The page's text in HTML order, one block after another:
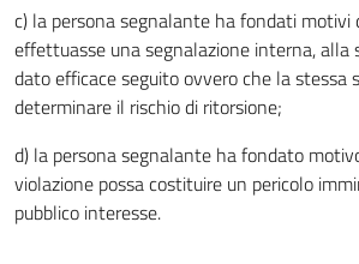
c) la persona segnalante ha fondati motivi
effettuasse una segnalazione interna, alla
dato efficace seguito ovvero che la stessa
determinare il rischio di ritorsione;
d) la persona segnalante ha fondato
violazione possa costituire un pericolo
pubblico interesse.